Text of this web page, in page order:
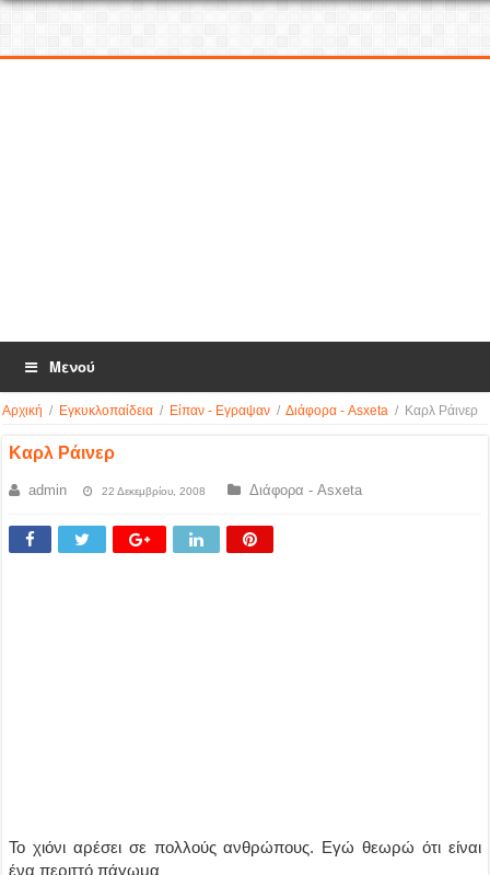
Μενού
Αρχική / Εγκυκλοπαίδεια / Είπαν - Εγραψαν / Διάφορα - Asxeta / Καρλ Ράινερ
Καρλ Ράινερ
admin 22 Δεκεμβρίου, 2008 Διάφορα - Asxeta
Το χιόνι αρέσει σε πολλούς ανθρώπους. Εγώ θεωρώ ότι είναι
ένα περιττό πάγωμα